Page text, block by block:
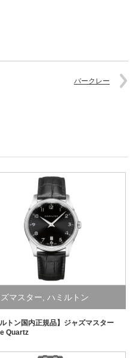
バークレー
マスター, ハミルトン
ルトン国内正規品】ジャズマスター
Quartz